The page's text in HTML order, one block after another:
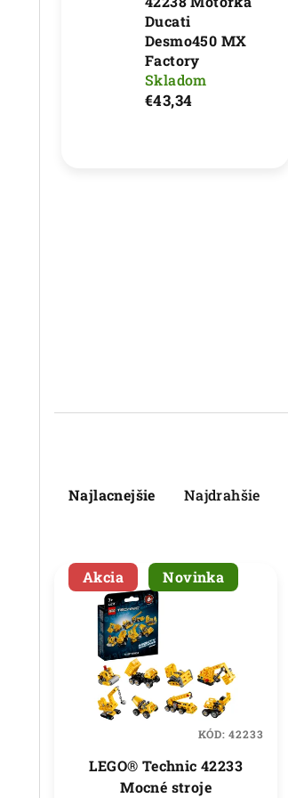
Ducati
Desmo450 MX
Factory
Skladom
€43,34
a
e
Najlacnejšie Najdrahšie
V
ý
Akcia Novinka
LEGO® Technic 42233
Mocné stroje
KÓD:42233